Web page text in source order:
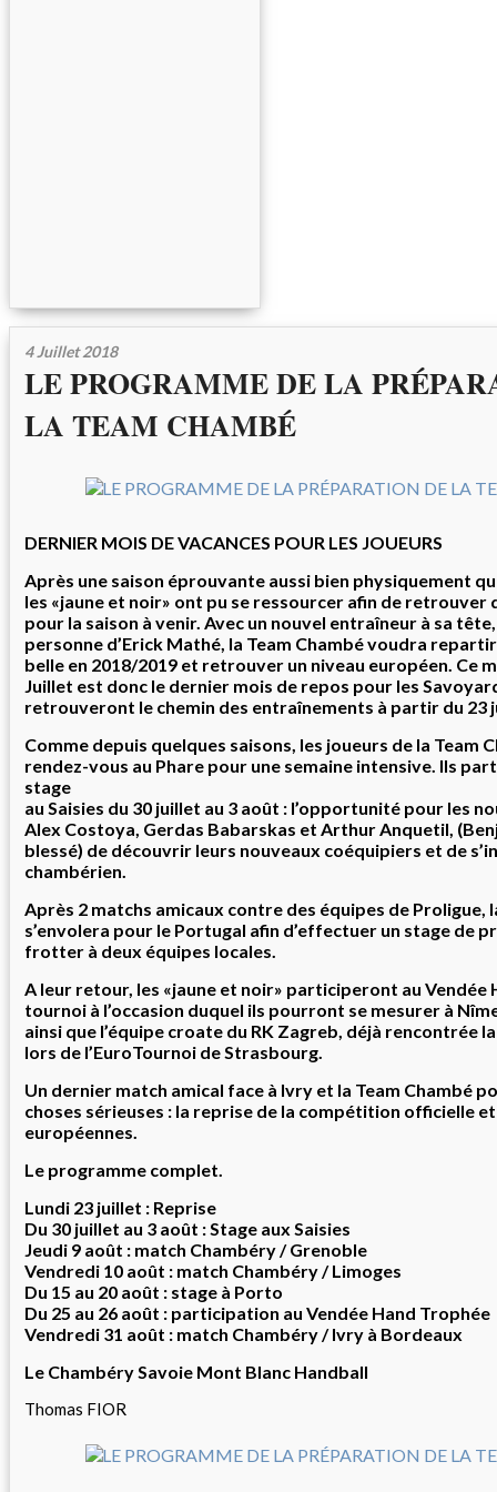
4 Juillet 2018
LE PROGRAMME DE LA
LA TEAM CHAMBÉ
DERNIER MOIS DE VACANCES POUR LES JOUEURS
Après une saison éprouvante aussi bien physiquement
les «jaune et noir» ont pu se ressourcer afin de retrouver
pour la saison à venir. Avec un nouvel entraîneur à sa
personne d’Erick Mathé, la Team Chambé voudra
belle en 2018/2019 et retrouver un niveau européen. Ce
Juillet est donc le dernier mois de repos pour les
retrouveront le chemin des entraînements à partir du 23
Comme depuis quelques saisons, les joueurs de la Team
rendez-vous au Phare pour une semaine intensive. Ils
stage
au Saisies du 30 juillet au 3 août : l’opportunité pour les
Alex Costoya, Gerdas Babarskas et Arthur Anquetil,
blessé) de découvrir leurs nouveaux coéquipiers et de
chambérien.
Après 2 matchs amicaux contre des équipes de Proligue,
s’envolera pour le Portugal afin d’effectuer un stage de
frotter à deux équipes locales.
A leur retour, les «jaune et noir» participeront au Vendée
tournoi à l’occasion duquel ils pourront se mesurer à
ainsi que l’équipe croate du RK Zagreb, déjà rencontrée
lors de l’EuroTournoi de Strasbourg.
Un dernier match amical face à Ivry et la Team Chambé
choses sérieuses : la reprise de la compétition officielle
européennes.
Le programme complet.
Lundi 23 juillet : Reprise
Du 30 juillet au 3 août : Stage aux Saisies
Jeudi 9 août : match Chambéry / Grenoble
Vendredi 10 août : match Chambéry / Limoges
Du 15 au 20 août : stage à Porto
Du 25 au 26 août : participation au Vendée Hand Trophée
Vendredi 31 août : match Chambéry / Ivry à Bordeaux
Le Chambéry Savoie Mont Blanc Handball
Thomas FIOR